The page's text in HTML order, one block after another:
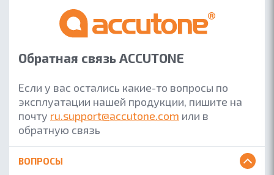
Обратная связь ACCUTONE
Если у вас остались какие-то вопросы по
эксплуатации нашей продукции, пишите на
почту ru.support@accutone.com или в
обратную связь
ВОПРОСЫ